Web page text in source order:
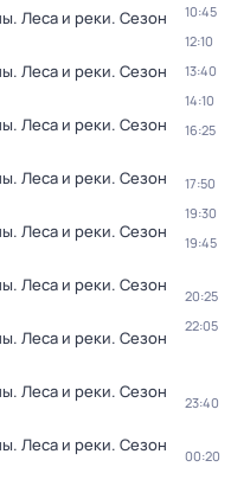
Леса и реки. Сезон
Леса и реки. Сезон
Леса и реки. Сезон
Леса и реки. Сезон
Леса и реки. Сезон
Леса и реки. Сезон
Леса и реки. Сезон
Леса и реки. Сезон
Леса и реки. Сезон
10:45
12:10
13:40
14:10
16:25
17:50
19:30
19:45
20:25
22:05
23:40
00:20